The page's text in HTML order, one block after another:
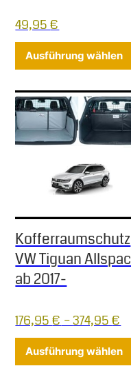
49,95€
Ausführung wählen
Kofferraumschutz
VW Tiguan
ab 2017-
176,95€ –374,95€
Ausführung wählen